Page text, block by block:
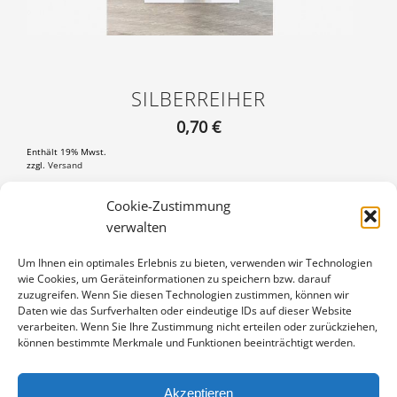
Cookie-Zustimmung
verwalten
Um Ihnen ein optimales Erlebnis zu bieten, verwenden wir Technologien
wie Cookies, um Geräteinformationen zu speichern bzw. darauf
zuzugreifen. Wenn Sie diesen Technologien zustimmen, können wir
Daten wie das Surfverhalten oder eindeutige IDs auf dieser Website
verarbeiten. Wenn Sie Ihre Zustimmung nicht erteilen oder zurückziehen,
können bestimmte Merkmale und Funktionen beeinträchtigt werden.
Akzeptieren
SILBERREIHER
0,70 €
Enthält 19% Mwst.
zzgl. Versand
IN DEN WARENKORB
Artikelnummer:LZ-17040864
Kategorie: Lesezeichen ohne Band